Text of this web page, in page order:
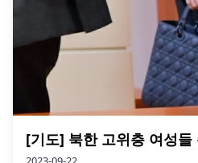
[기도] 북한 고위층 여성들